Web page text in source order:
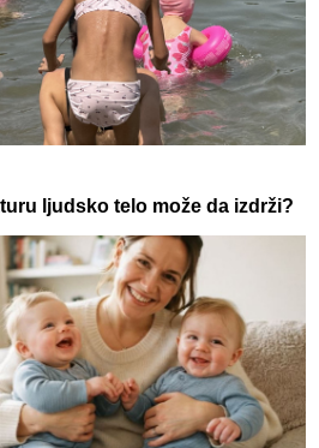
ljudsko telo može da izdrži?